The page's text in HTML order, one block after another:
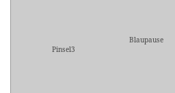
Pinsel3
Blaupause